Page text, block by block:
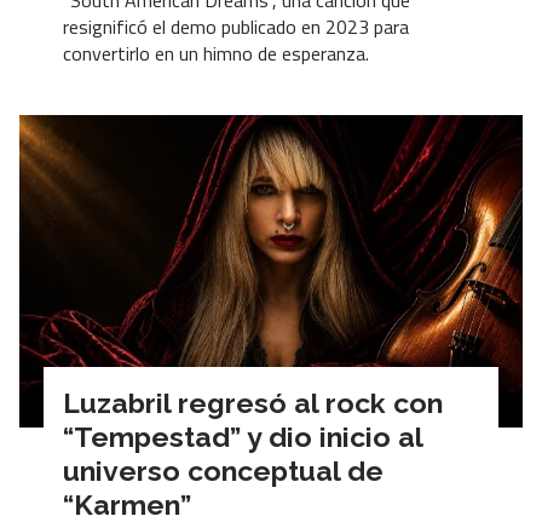
resignificó el demo publicado en 2023 para
convertirlo en un himno de esperanza.
Luzabril regresó al rock con
“Tempestad” y dio inicio al
universo conceptual de
“Karmen”